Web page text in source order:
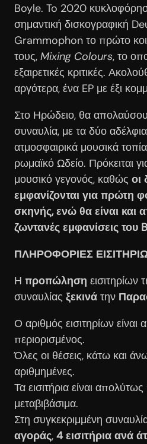
Boyle. To 2020
σημαντική δισκογραφική
Grammophon το πρώτο
τους, Mixing Colours, το
εξαιρετικές κριτικές.
αργότερα, ένα EP με έξι
Στο Ηρώδειο, θα
συναυλία, με τα δύο
ατμοσφαιρικά μουσικά
ρωμαϊκό Ωδείο. Πρόκειται
μουσικό γεγονός, καθώς οι
εμφανίζονται για πρώτη
σκηνής, ενώ θα είναι και
ζωντανές εμφανίσεις του
ΠΛΗΡΟΦΟΡΙΕΣ
Η προπώληση εισιτηρίων
συναυλίας ξεκινά την
Ο αριθμός εισιτηρίων είναι
περιορισμένος.
Όλες οι θέσεις, κάτω και
αριθμημένες.
Τα εισιτήρια είναι
μεταβιβάσιμα.
Στη συγκεκριμμένη
αγοράς, 4 εισιτήρια ανά